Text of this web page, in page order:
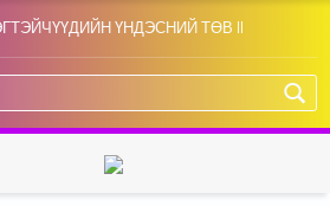
ҮНДЭСНИЙ ТӨВ II